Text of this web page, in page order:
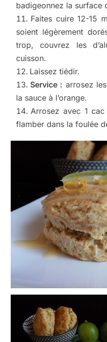
badigeonnez la surface
Faites cuire 12-15
soient légèrement
trop, couvrez les
cuisson.
Laissez tiédir.
Service : arrosez
la sauce à l’orange.
Arrosez avec 1
flamber dans la foulée